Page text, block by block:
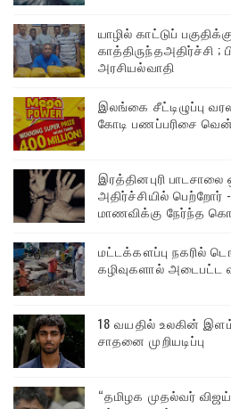
யாழில் காட்டுப்
காத்திருந்தஅதிர்ச்சி ;
அரசியல்வாதி
இலங்கை சீட்டிழுப்பு
கோடி பணப்பரிசை
இரத்தினபுரி
அதிர்ச்சியில்
மாணவிக்கு நேர்ந்த
மட்டக்களப்பு நகரில்
கழிவுகளால் அடைபட்ட
18 வயதில் உலகின் இளம்
சாதனை முறியடிப்பு
“தமிழக முதல்வர்